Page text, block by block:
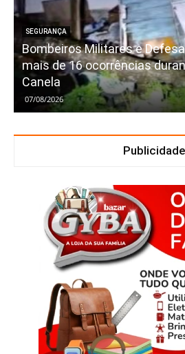
SEGURANÇA
Bombeiros Militares e
mais de 16 ocorrências
Canela
07/08/2026
Publicidade